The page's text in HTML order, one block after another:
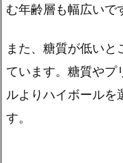
む年齢層も幅広いで
また、糖質が低い
ています。糖質やプ
ルよりハイボールを
す。